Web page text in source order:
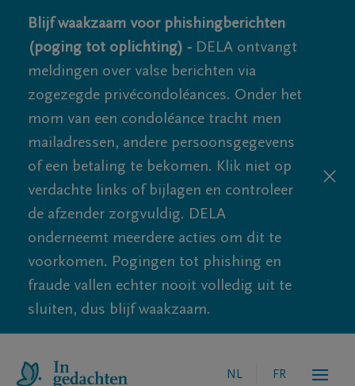
Blijf waakzaam voor phishingberichten
(poging tot oplichting) - DELA ontvangt
meldingen over valse berichten via
zogezegde privécondoléances. Onder het
mom van een condoléance tracht men
mailadressen, andere persoonsgegevens
of een betaling te bekomen. Klik niet op
verdachte links of bijlagen en controleer
de afzender zorgvuldig. DELA
onderneemt meerdere acties om dit te
voorkomen. Pogingen tot phishing en
fraude vallen echter nooit volledig uit te
sluiten, dus blijf waakzaam.
NL FR